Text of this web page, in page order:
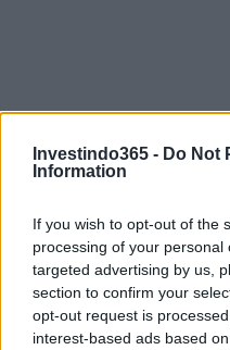
Investindo365 - Do Not
Information
If you wish to opt-out of the
processing of your
targeted advertising by us,
section to confirm your
opt-out request is
interest-based ads based